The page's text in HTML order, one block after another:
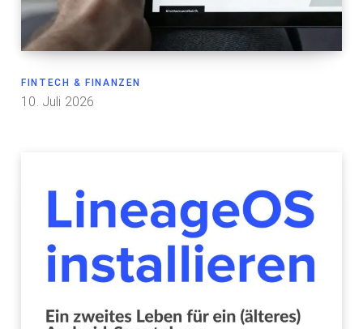
FINTECH & FINANZEN
10. Juli 2026